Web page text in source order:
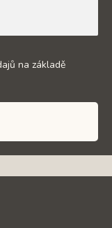
na základě